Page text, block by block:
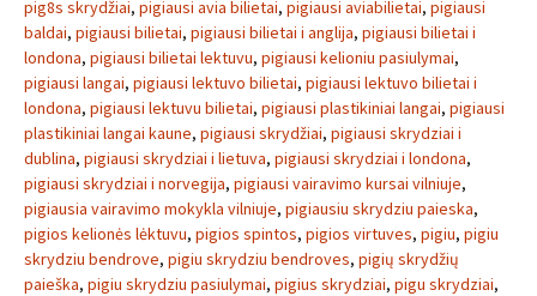
pig8s skrydžiai, pigiausi avia bilietai, pigiausi aviabilietai, pigiausi
baldai, pigiausi bilietai, pigiausi bilietai i anglija, pigiausi bilietai i
londona, pigiausi bilietai lektuvu, pigiausi kelioniu pasiulymai,
pigiausi langai, pigiausi lektuvo bilietai, pigiausi lektuvo bilietai i
londona, pigiausi lektuvu bilietai, pigiausi plastikiniai langai, pigiausi
plastikiniai langai kaune, pigiausi skrydžiai, pigiausi skrydziai i
dublina, pigiausi skrydziai i lietuva, pigiausi skrydziai i londona,
pigiausi skrydziai i norvegija, pigiausi vairavimo kursai vilniuje,
pigiausia vairavimo mokykla vilniuje, pigiausiu skrydziu paieska,
pigios kelionės lėktuvu, pigios spintos, pigios virtuves, pigiu, pigiu
skrydziu bendrove, pigiu skrydziu bendroves, pigių skrydžių
paieška, pigiu skrydziu pasiulymai, pigius skrydziai, pigu skrydziai,